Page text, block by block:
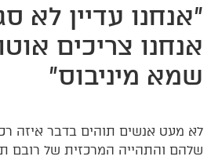
"אנחנו עדיין לא
אנחנו צריכים
שמא מיניבוס"
לא מעט אנשים תוהים בדבר איזה
שלהם והתהייה המרכזית של רובם